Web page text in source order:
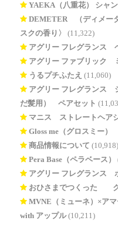
YAEKA（八重花） シャ
DEMETER®（ディメー
スクの香り〉
(11,322)
アグリー フレグランス
アグリー ファブリック
うるプチふたえ (11,060)
アグリー フレグランス
だ髪用） ペアセット
マニス ストレートヘア
Gloss me（グロスミー
商品情報について (10,918)
Pera Base（ペラベース）
アグリー フレグランス
おひさまでつくった®
MVNE（ミューネ）×ア
with アップル (10,211)